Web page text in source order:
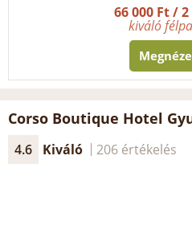
66 000 Ft /
kiváló
Corso Boutique Hotel
4.6 Kiváló 206 értékelés